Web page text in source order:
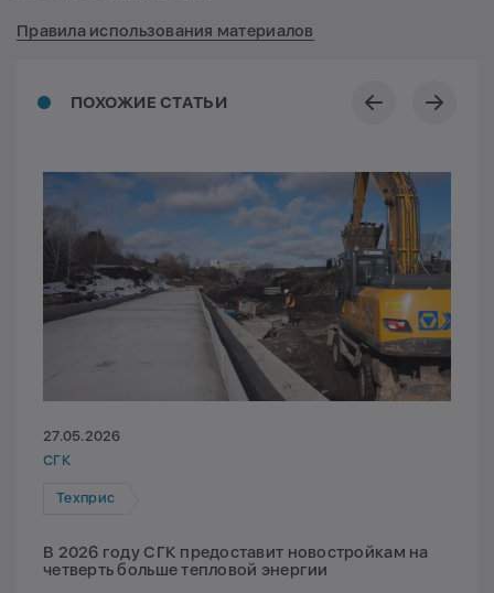
ПОХОЖИЕ СТАТЬИ
27.05.2026
СГК
Техприс
В 2026 году СГК предоставит новостройкам на
четверть больше тепловой энергии
Правила использования материалов